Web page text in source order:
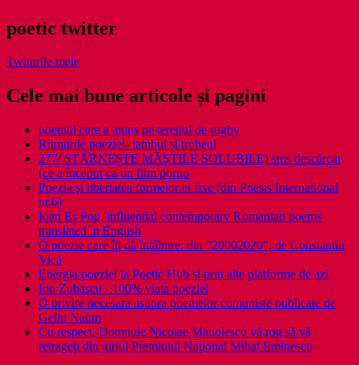
poetic twitter
Twiturile mele
Cele mai bune articole și pagini
poemul care a ajuns pe terenul de rugby
Ritmurile poeziei- iambul și troheul
277/ STÂRNEȘTE MĂȘTILE SOLUBILE) sms descărcat
(ce a început ca un film porno
Poezia şi libertatea formelor ei fixe (din Poesis International
nr.6)
Ioan Es Pop, influential contemporary Romanian poems
translated in English
O poezie care îți dă întâlnire: din ”20002020”, de Constantin
Vică
Energia poeziei la Poetic Hub și prin alte platforme de azi
Ion Zubascu - 100% viata poeziei
O privire necesara asupra poemelor comuniste publicate de
Gellu Naum
Cu respect, Domnule Nicolae Manolescu vă rog să vă
retrageţi din juriul Premiului Naţional Mihai Eminescu